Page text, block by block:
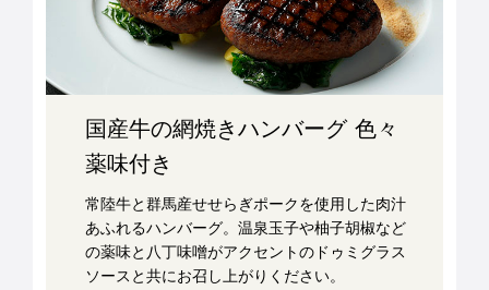
国産牛の網焼きハンバーグ 色々
薬味付き
常陸牛と群馬産せせらぎポークを使用した肉汁
あふれるハンバーグ。温泉玉子や柚子胡椒など
の薬味と八丁味噌がアクセントのドゥミグラス
ソースと共にお召し上がりください。